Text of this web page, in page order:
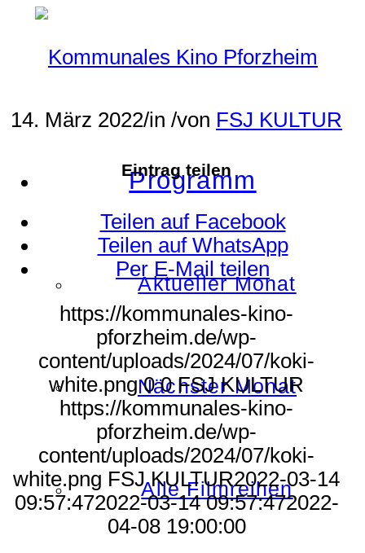
Programm
Aktueller Monat
Nächster Monat
Alle Filmreihen
14. März 2022/in /von FSJ KULTUR
Eintrag teilen
Teilen auf Facebook
Teilen auf WhatsApp
Per E-Mail teilen
https://kommunales-kino-
pforzheim.de/wp-
content/uploads/2024/07/koki-
white.png 0 0 FSJ KULTUR
https://kommunales-kino-
pforzheim.de/wp-
content/uploads/2024/07/koki-
white.png FSJ KULTUR2022-03-14
09:57:472022-03-14 09:57:472022-
04-08 19:00:00